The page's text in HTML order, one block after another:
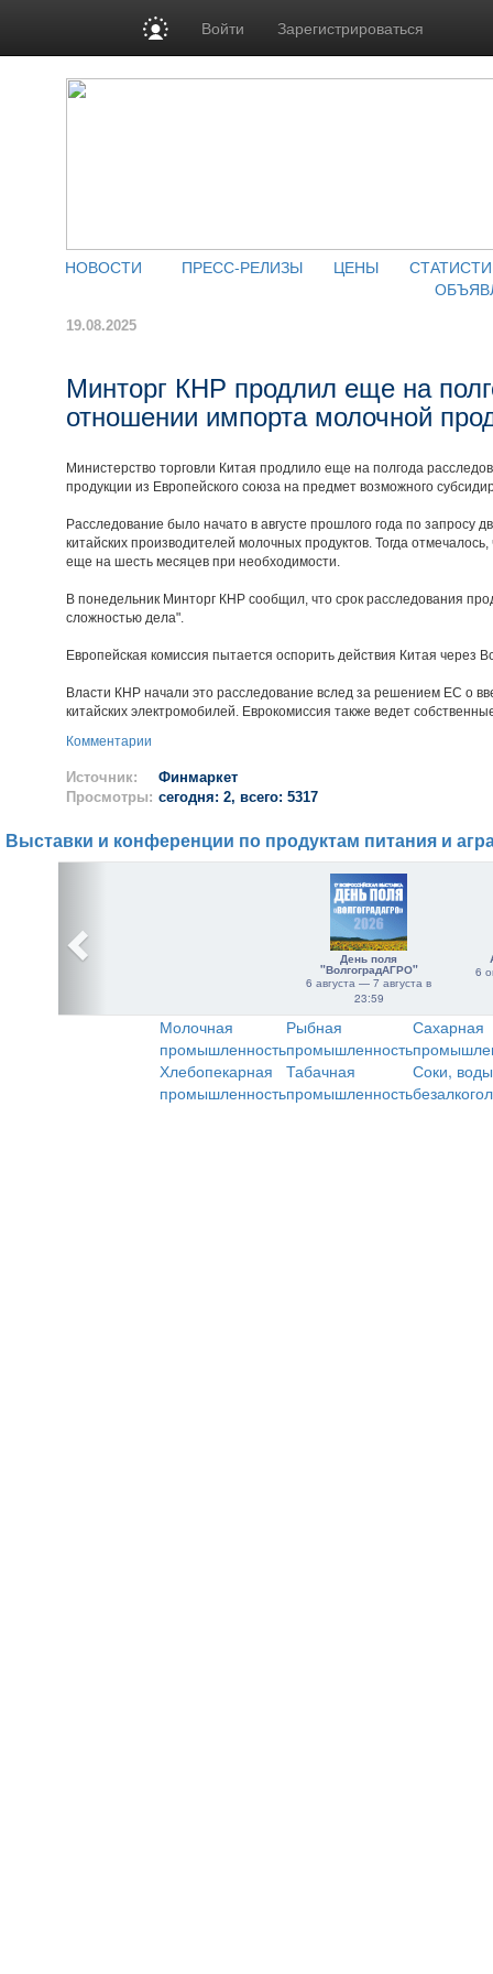
Войти Зарегистрироваться
НОВОСТИ ПРЕСС-РЕЛИЗЫ ЦЕНЫ
19.08.2025
Минторг КНР продлил еще на
отношении импорта молочной
Министерство торговли Китая продлило еще на полгода
продукции из Европейского союза на предмет возможного
Расследование было начато в августе прошлого года по запросу
китайских производителей молочных продуктов. Тогда
еще на шесть месяцев при необходимости.
В понедельник Минторг КНР сообщил, что срок расследования
сложностью дела".
Европейская комиссия пытается оспорить действия Китая через
Власти КНР начали это расследование вслед за решением ЕС о
китайских электромобилей. Еврокомиссия также ведет
Комментарии
Источник:
Финмаркет
Просмотры: сегодня: 2, всего: 5317
Выставки и конференции по продуктам питания и
День поля
"ВолгоградАГРО"
6 августа — 7 августа в
23:59
6
Молочная
промышленность
Рыбная
промышленность
Сахарная
Хлебопекарная
промышленность
Табачная
промышленность
Соки,